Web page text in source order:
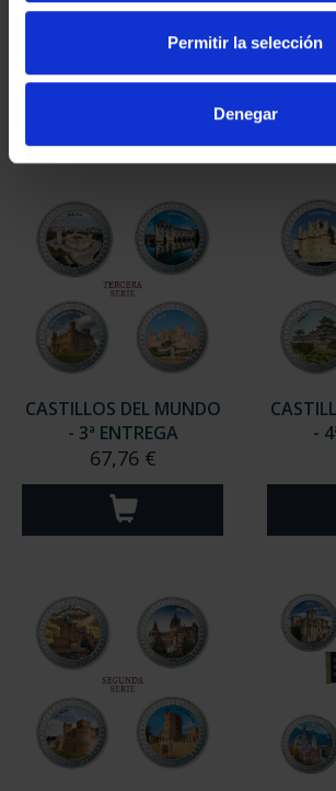
Permitir la selección
Denegar
EXTIN. - COL.
COMPLETA
CASTILLOS DEL MUNDO
- 3ª ENTREGA
67,76 €
-